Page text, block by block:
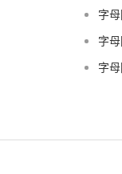
字
字
字